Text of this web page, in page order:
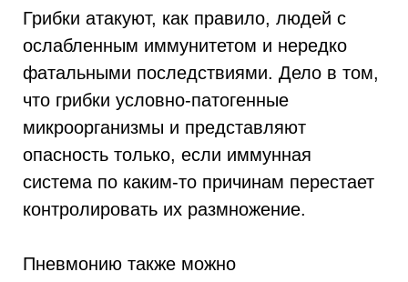
Грибки атакуют, как правило, людей с
ослабленным иммунитетом и нередко
фатальными последствиями. Дело в том,
что грибки условно-патогенные
микроорганизмы и представляют
опасность только, если иммунная
система по каким-то причинам перестает
контролировать их размножение.
Пневмонию также можно